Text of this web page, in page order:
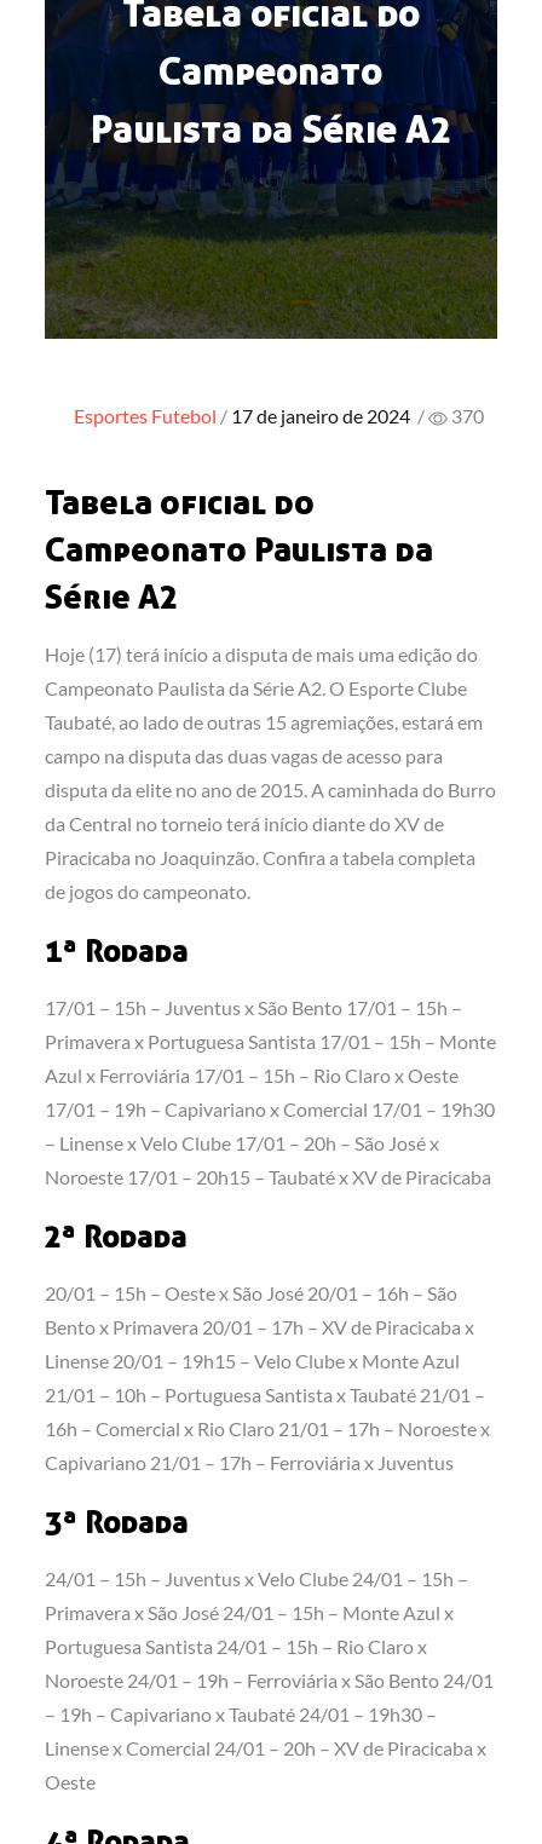
Tabela oficial do
Campeonato
Paulista da Série A2
Esportes Futebol Posted
17 de janeiro de 2024 / 370
Tabela oficial do
Campeonato Paulista da
Série A2
Hoje (17) terá início a disputa de mais uma edição do
Campeonato Paulista da Série A2. O Esporte Clube
Taubaté, ao lado de outras 15 agremiações, estará em
campo na disputa das duas vagas de acesso para
disputa da elite no ano de 2015. A caminhada do Burro
da Central no torneio terá início diante do XV de
Piracicaba no Joaquinzão. Confira a tabela completa
de jogos do campeonato.
1ª Rodada
17/01 – 15h – Juventus x São Bento 17/01 – 15h –
Primavera x Portuguesa Santista 17/01 – 15h – Monte
Azul x Ferroviária 17/01 – 15h – Rio Claro x Oeste
17/01 – 19h – Capivariano x Comercial 17/01 – 19h30
– Linense x Velo Clube 17/01 – 20h – São José x
Noroeste 17/01 – 20h15 – Taubaté x XV de Piracicaba
2ª Rodada
20/01 – 15h – Oeste x São José 20/01 – 16h – São
Bento x Primavera 20/01 – 17h – XV de Piracicaba x
Linense 20/01 – 19h15 – Velo Clube x Monte Azul
21/01 – 10h – Portuguesa Santista x Taubaté 21/01 –
16h – Comercial x Rio Claro 21/01 – 17h – Noroeste x
Capivariano 21/01 – 17h – Ferroviária x Juventus
3ª Rodada
24/01 – 15h – Juventus x Velo Clube 24/01 – 15h –
Primavera x São José 24/01 – 15h – Monte Azul x
Portuguesa Santista 24/01 – 15h – Rio Claro x
Noroeste 24/01 – 19h – Ferroviária x São Bento 24/01
– 19h – Capivariano x Taubaté 24/01 – 19h30 –
Linense x Comercial 24/01 – 20h – XV de Piracicaba x
Oeste